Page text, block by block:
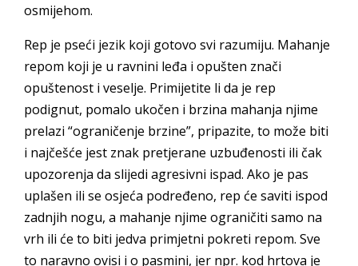
osmijehom.
Rep je pseći jezik koji gotovo svi razumiju. Mahanje
repom koji je u ravnini leđa i opušten znači
opuštenost i veselje. Primijetite li da je rep
podignut, pomalo ukočen i brzina mahanja njime
prelazi “ograničenje brzine”, pripazite, to može biti
i najčešće jest znak pretjerane uzbuđenosti ili čak
upozorenja da slijedi agresivni ispad. Ako je pas
uplašen ili se osjeća podređeno, rep će saviti ispod
zadnjih nogu, a mahanje njime ograničiti samo na
vrh ili će to biti jedva primjetni pokreti repom. Sve
to naravno ovisi i o pasmini, jer npr. kod hrtova je